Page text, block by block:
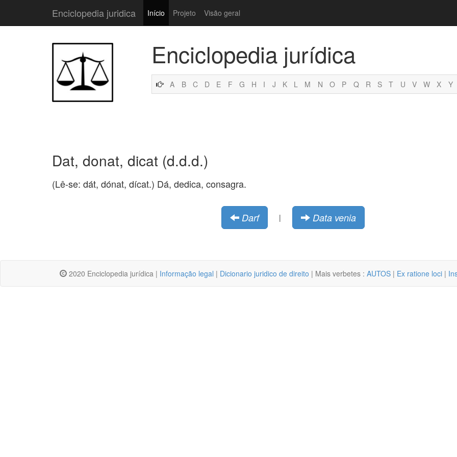
Enciclopedia juridica Início Projeto Visão geral
Enciclopedia jurídica
A B C D E F G H I J K L M N O P Q R S T U V W X Y
Dat, donat, dicat (d.d.d.)
(Lê-se: dát, dónat, dícat.) Dá, dedica, consagra.
Darf | Data venia
2020 Enciclopedia jurídica | Informação legal | Dicionario juridico de direito | Mais verbetes : AUTOS | Ex ratione loci |